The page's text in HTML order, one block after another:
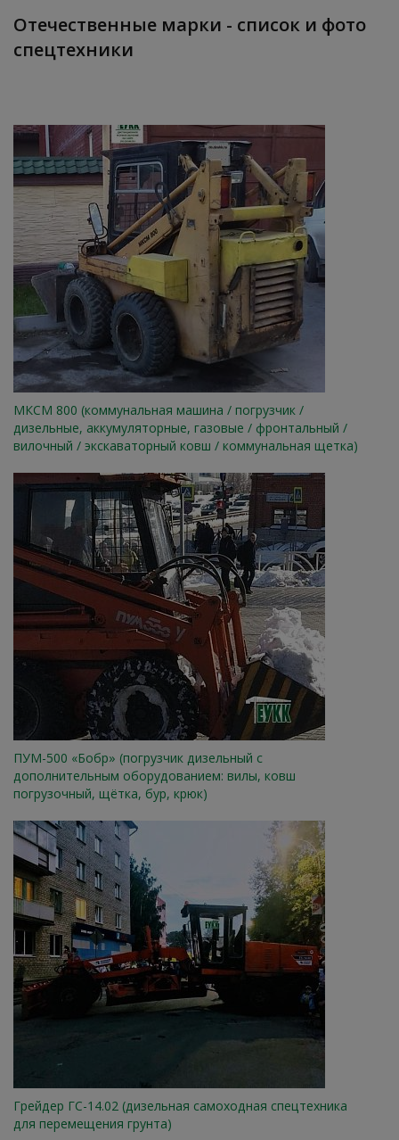
Отечественные марки - список и фото
спецтехники
МКСМ 800 (коммунальная машина / погрузчик /
дизельные, аккумуляторные, газовые / фронтальный /
вилочный / экскаваторный ковш / коммунальная щетка)
ПУМ-500 «Бобр» (погрузчик дизельный с
дополнительным оборудованием: вилы, ковш
погрузочный, щётка, бур, крюк)
Грейдер ГС-14.02 (дизельная самоходная спецтехника
для перемещения грунта)